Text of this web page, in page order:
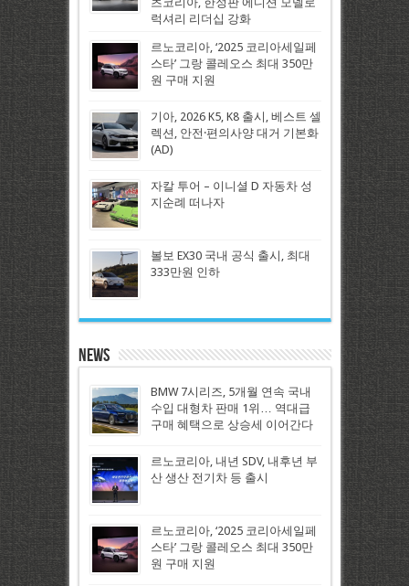
럭셔리 리더십 강화
르노코리아, ‘2025 코리아세일페
스타’ 그랑 콜레오스 최대 350만
원 구매 지원
기아, 2026 K5, K8 출시, 베스트 셀
렉션, 안전·편의사양 대거 기본화
(AD)
자칼 투어 – 이니셜 D 자동차 성
지순례 떠나자
볼보 EX30 국내 공식 출시, 최대
333만원 인하
News
BMW 7시리즈, 5개월 연속 국내
수입 대형차 판매 1위… 역대급
구매 혜택으로 상승세 이어간다
르노코리아, 내년 SDV, 내후년 부
산 생산 전기차 등 출시
르노코리아, ‘2025 코리아세일페
스타’ 그랑 콜레오스 최대 350만
원 구매 지원